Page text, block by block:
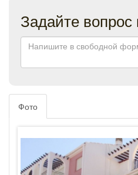
Задайте вопрос
Фото